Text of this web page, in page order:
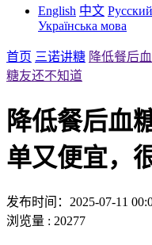
English 中文 Русский
Українська мова
首页 三诺讲糖 降低餐后
糖友还不知道
降低餐后血
单又便宜，
发布时间：2025-07-11
浏览量 : 20277